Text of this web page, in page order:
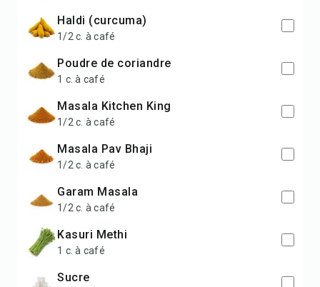
Haldi (curcuma)
1/2 c. à café
Poudre de coriandre
1 c. à café
Masala Kitchen King
1/2 c. à café
Masala Pav Bhaji
1/2 c. à café
Garam Masala
1/2 c. à café
Kasuri Methi
1 c. à café
Sucre